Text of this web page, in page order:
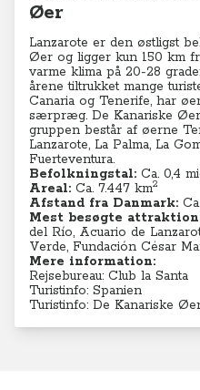
Øer
Lanzarote er den østligst
Øer og ligger kun 150 km
varme klima på 20-28
årene tiltrukket mange
Canaria og Tenerife, har
særpræg. De Kanariske
gruppen består af øerne
Lanzarote, La Palma, La
Fuerteventura.
Befolkningstal: Ca. 0,4
Areal: Ca. 7.447 km2
Afstand fra Danmark:
Mest besøgte
del Río, Acuario de
Verde, Fundación César
Mere information:
Rejsebureau: Club la Santa
Turistinfo: Spanien
Turistinfo: De Kanariske